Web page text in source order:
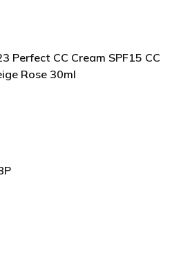
Perfect CC Cream SPF15 CC
Rose 30ml